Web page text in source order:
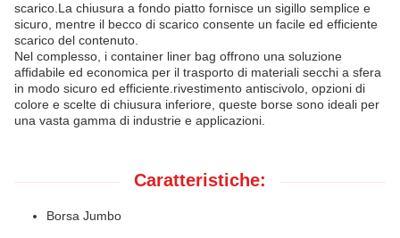
scarico.La chiusura a fondo piatto fornisce un sigillo semplice e
sicuro, mentre il becco di scarico consente un facile ed efficiente
scarico del contenuto.
Nel complesso, i container liner bag offrono una soluzione
affidabile ed economica per il trasporto di materiali secchi a sfera
in modo sicuro ed efficiente.rivestimento antiscivolo, opzioni di
colore e scelte di chiusura inferiore, queste borse sono ideali per
una vasta gamma di industrie e applicazioni.
Caratteristiche:
Borsa Jumbo